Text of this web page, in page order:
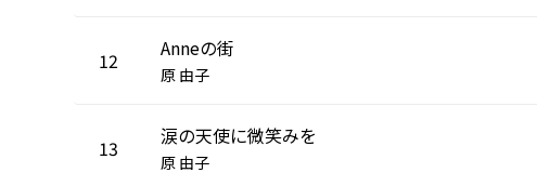
12 Anneの街
原 由子
13 涙の天使に微笑みを
原 由子